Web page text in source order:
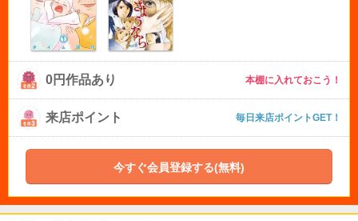
0円作品あり 本棚に入れておこう！
来店ポイント 毎日来店ポイントGET！
今すぐ会員登録する(無料)